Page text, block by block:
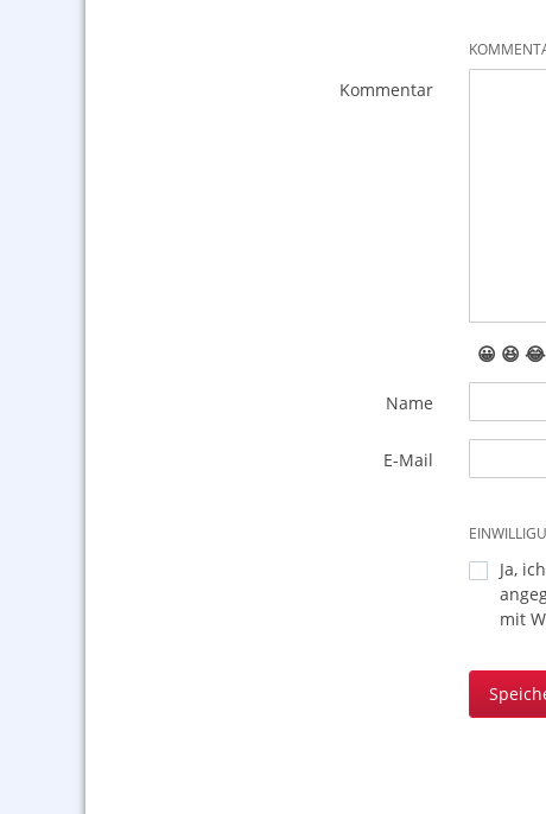
Kommentar
😀 😆 😂
Name
E-Mail
Ja,
mit